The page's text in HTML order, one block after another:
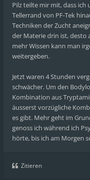
Pilz teilte mir mit, dass ich
Tellerrand von PF-Tek
Techniken der Zucht
der Materie drin ist,
mehr Wissen kann man
weitergeben.
Jetzt waren 4 Stunden
schwächer. Um den
Kombination aus
äusserst vorzügliche
es gibt. Mehr geht im
genoss ich während ich
hörte, bis ich am Morgen
Zitieren